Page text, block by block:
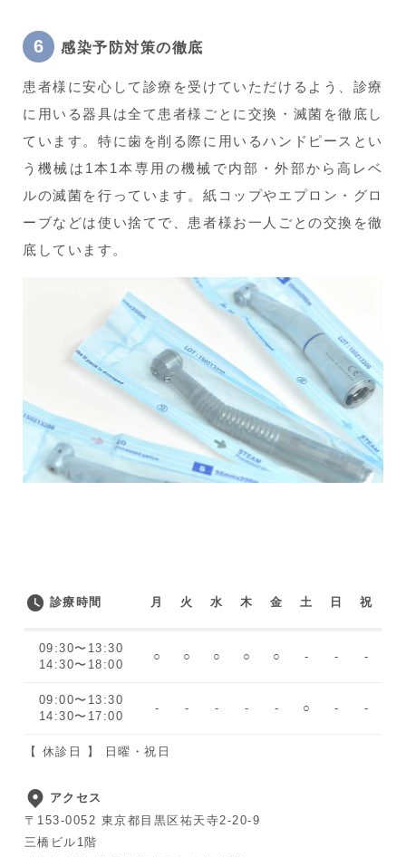
感染予防対策の徹底
患者様に安心して診療を受けていただけるよう、診療
に用いる器具は全て患者様ごとに交換・滅菌を徹底し
ています。特に歯を削る際に用いるハンドピースとい
う機械は1本1本専用の機械で内部・外部から高レベ
ルの滅菌を行っています。紙コップやエプロン・グロ
ーブなどは使い捨てで、患者様お一人ごとの交換を徹
底しています。
診療時間 月 火 水 木 金 土 日 祝
09:30〜13:30
14:30〜18:00
○ ○ ○ ○ ○ - - -
09:00〜13:30
14:30〜17:00
- - - - - ○ - -
【 休診日 】 日曜・祝日
アクセス
〒153-0052 東京都目黒区祐天寺2-20-9
三橋ビル1階